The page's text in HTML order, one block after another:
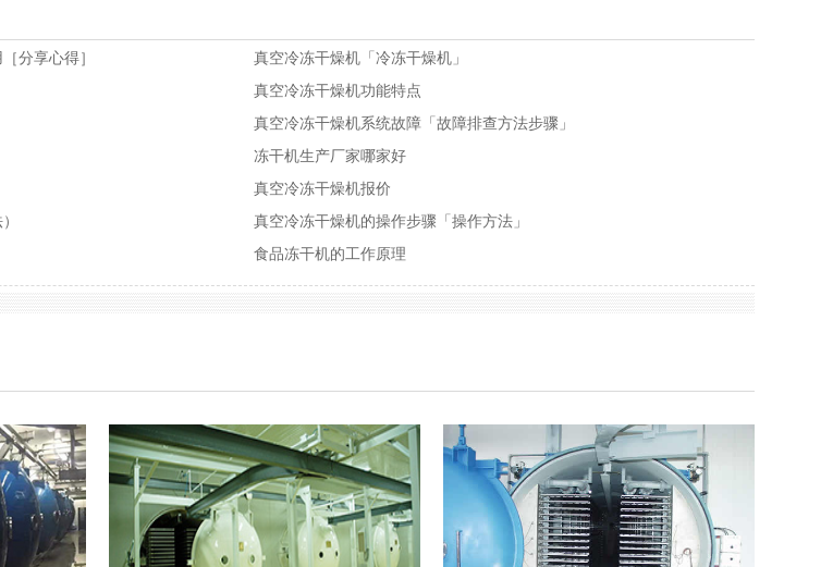
分享心得］
真空冷冻干燥机「冷冻干燥机」
真空冷冻干燥机功能特点
真空冷冻干燥机系统故障「故障排查方法步骤」
冻干机生产厂家哪家好
真空冷冻干燥机报价
真空冷冻干燥机的操作步骤「操作方法」
食品冻干机的工作原理